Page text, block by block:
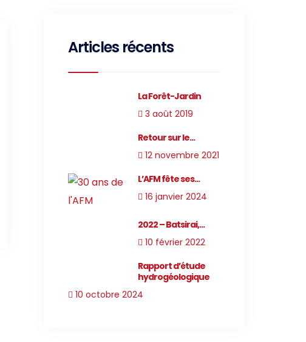
Articles récents
La Forêt-Jardin
3 août 2019
Retour sur le...
12 novembre 2021
L’AFM fête ses...
16 janvier 2024
2022 – Batsirai,...
10 février 2022
Rapport d’étude
hydrogéologique
10 octobre 2024